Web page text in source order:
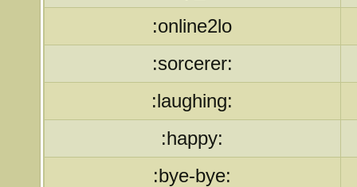
:online2lo
:sorcerer:
:laughing:
:happy:
:bye-bye: